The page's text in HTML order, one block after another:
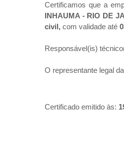
Certificamos que a
INHAUMA - RIO DE
civil, com validade até
Responsável(is)
O representante legal
Certificado emitido às: